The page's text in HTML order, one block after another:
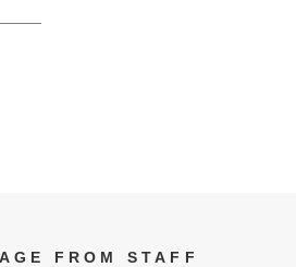
FROM STAFF